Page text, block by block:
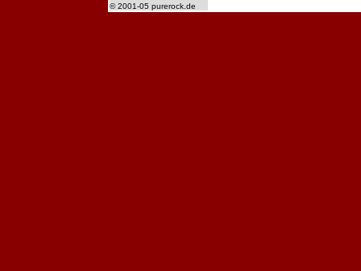
© 2001-05 purerock.de